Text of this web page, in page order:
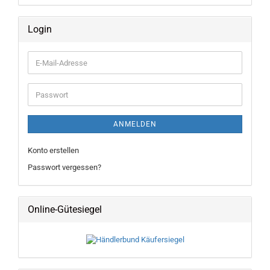
Login
E-
Mail-
Adresse
Passwort
ANMELDEN
Konto erstellen
Passwort vergessen?
Online-Gütesiegel